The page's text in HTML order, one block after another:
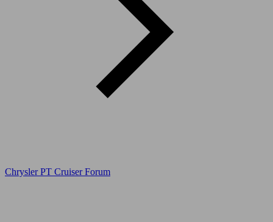
Chrysler PT Cruiser Forum